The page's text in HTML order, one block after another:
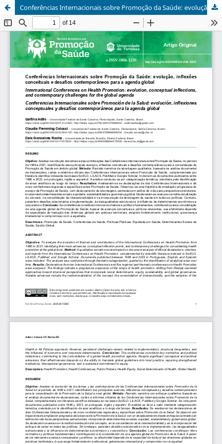
Conferências Internacionais sobre Promoção da Saúde: evolução, inflexões conceituais e desafios contemporâneos para a agenda global